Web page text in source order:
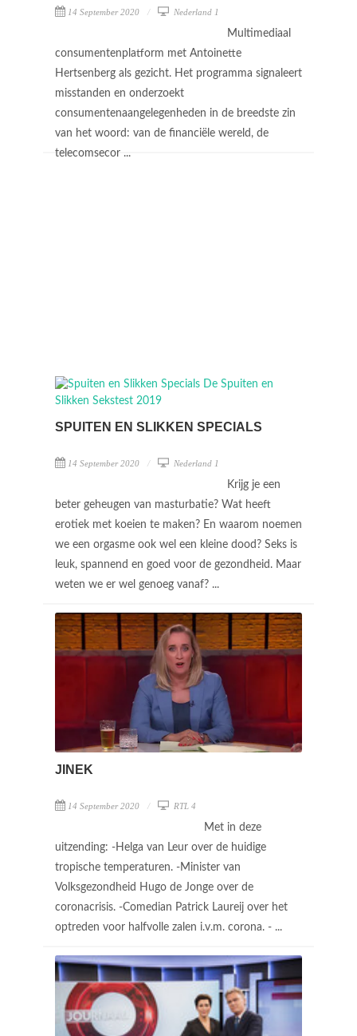
14 September 2020 Nederland 1
Multimediaal
consumentenplatform met Antoinette
Hertsenberg als gezicht. Het programma signaleert
misstanden en onderzoekt
consumentenaangelegenheden in de breedste zin
van het woord: van de financiële wereld, de
telecomsecor ...
SPUITEN EN SLIKKEN SPECIALS
14 September 2020 Nederland 1
Krijg je een
beter geheugen van masturbatie? Wat heeft
erotiek met koeien te maken? En waarom noemen
we een orgasme ook wel een kleine dood? Seks is
leuk, spannend en goed voor de gezondheid. Maar
weten we er wel genoeg vanaf? ...
JINEK
14 September 2020 RTL 4
Met in deze
uitzending: -Helga van Leur over de huidige
tropische temperaturen. -Minister van
Volksgezondheid Hugo de Jonge over de
coronacrisis. -Comedian Patrick Laureij over het
optreden voor halfvolle zalen i.v.m. corona. - ...